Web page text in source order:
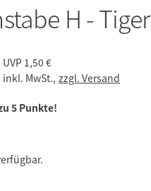
H - Tiger
UVP 1,50 €
inkl. MwSt., zzgl. Versand
5 Punkte!